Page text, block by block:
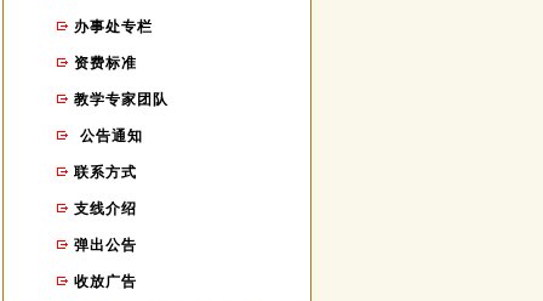
办事处专栏
资费标准
教学专家团队
公告通知
联系方式
支线介绍
弹出公告
收放广告